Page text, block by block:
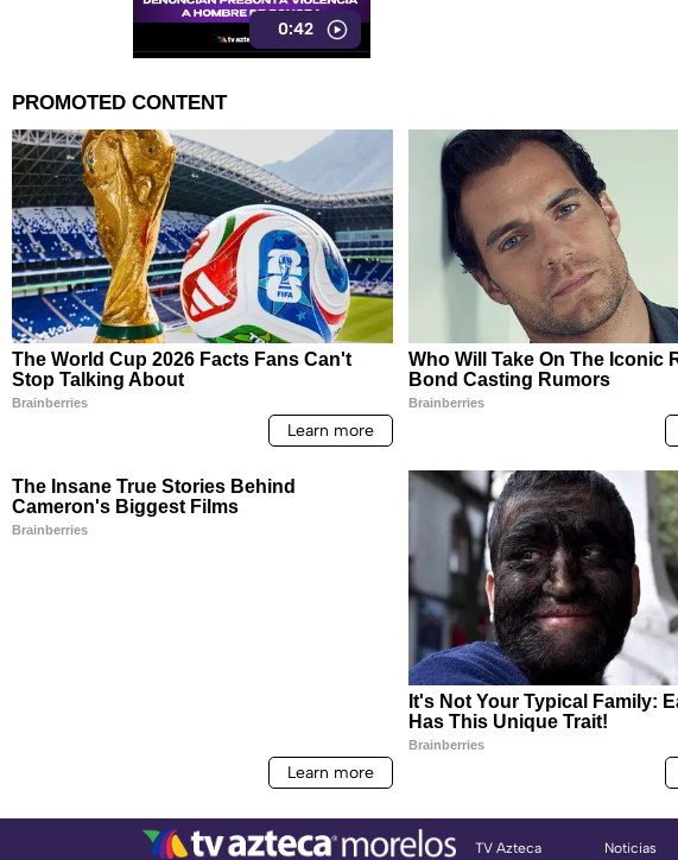
0:42
TV Azteca Noticias